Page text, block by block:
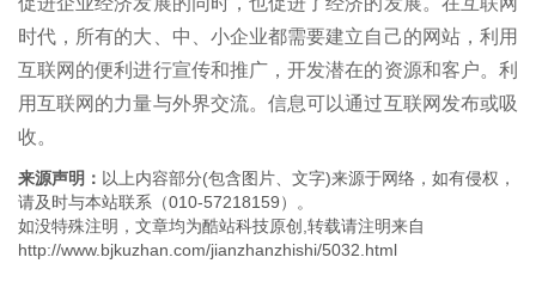
时代，所有的大、中、小企业都需要建立自己的网站，利用
互联网的便利进行宣传和推广，开发潜在的资源和客户。利
用互联网的力量与外界交流。信息可以通过互联网发布或吸
收。
来源声明： 以上内容部分(包含图片、文字)来源于网络，如有侵权，
请及时与本站联系（010-57218159）。
如没特殊注明，文章均为酷站科技原创,转载请注明来自
http://www.bjkuzhan.com/jianzhanzhishi/5032.html